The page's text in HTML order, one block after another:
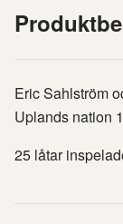
Eric Sahlström
Uplands nation
25 låtar